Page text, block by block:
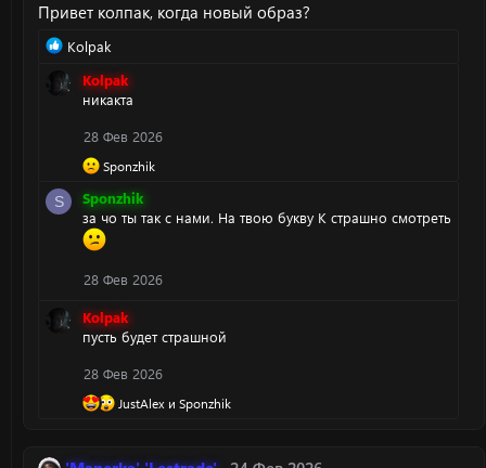
Привет колпак, когда новый образ?
Р
а
Kolpak
Kolpak
никакта
28 Фев 2026
Р
а
к
ц
и
:
Sponzhik
S
Sponzhik
за чо ты так с нами. На твою букву К страшно смотреть
28 Фев 2026
Kolpak
пусть будет страшной
28 Фев 2026
Р
JustAlex и Sponzhik